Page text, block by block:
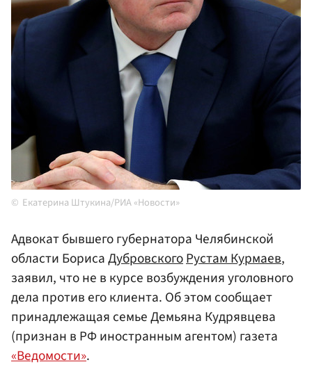
Екатерина Штукина/РИА «Новости»
Адвокат бывшего губернатора Челябинской
области БорисаДубровскогоРустам Курмаев,
заявил, что не в курсе возбуждения уголовного
дела против его клиента. Об этом сообщает
принадлежащая семье Демьяна Кудрявцева
(признан в РФ иностранным агентом) газета
«Ведомости».